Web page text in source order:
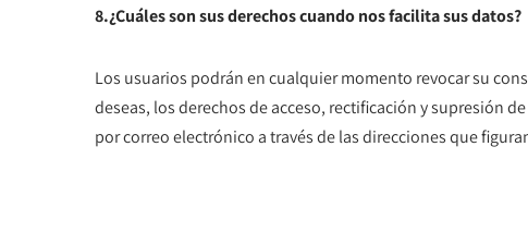
8.¿Cuáles son sus derechos cuando nos facilita sus datos?
Los usuarios podrán en cualquier momento revocar su
deseas, los derechos de acceso, rectificación y supresión
por correo electrónico a través de las direcciones que